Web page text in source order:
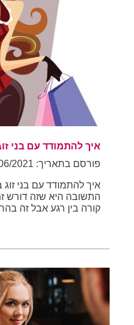
איך להתמודד עם בני
פורסם בתאריך: 15/06/2021 11:23:23
איך להתמודד עם בני זוג
התשובה היא שזה דורש
קורה בין רגע אבל זה